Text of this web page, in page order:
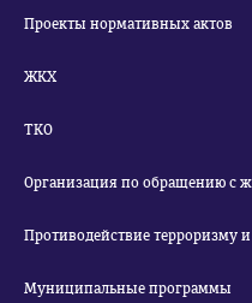
Проекты нормативных актов
ЖКХ
ТКО
Организация по обращению с
Противодействие терроризму
Муниципальные программы